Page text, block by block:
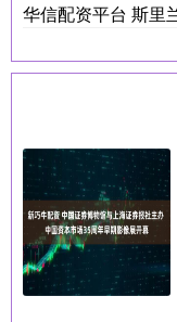
华信配资平台 斯里